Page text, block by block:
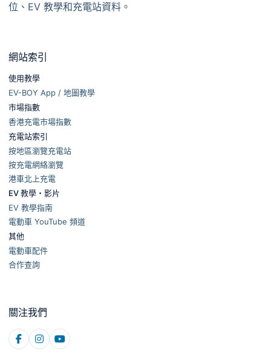
位、EV 教學和充電站資料。
網站索引
使用教學
EV-BOY App / 地圖教學
市場指數
香港充電市場指數
充電站索引
按地區瀏覽充電站
按充電網絡瀏覽
港車北上充電
EV 教學・影片
EV 教學指南
電動車 YouTube 頻道
其他
電動車配件
合作查詢
關注我們